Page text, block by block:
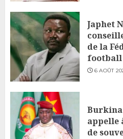
Japhet
de la
football
6 AOÛT
appelle
de